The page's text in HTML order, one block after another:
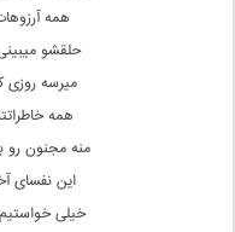
همه
حلقشو
میرسه روزی
همه
منه مجنون رو
این نفسای
خیلی